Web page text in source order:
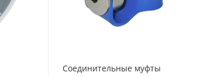
Соединительные муфты